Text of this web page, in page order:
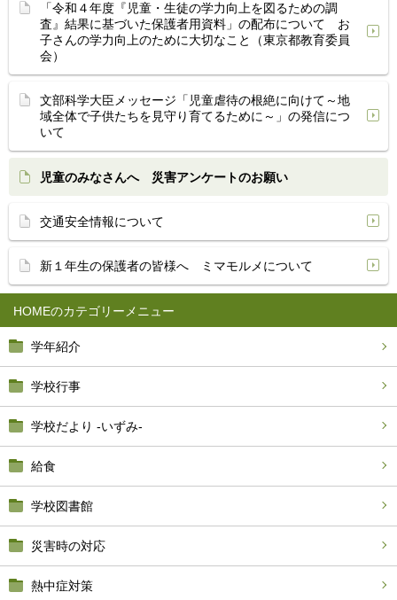
HOME
学年紹介
学校行事
学校だより -いずみ-
給食
学校図書館
災害時の対応
熱中症対策
「令和４年度『児童・生徒の学力向上を図るための調
査』結果に基づいた保護者用資料」の配布について お
子さんの学力向上のために大切なこと（東京都教育委員
会）
文部科学大臣メッセージ「児童虐待の根絶に向けて～地
域全体で子供たちを見守り育てるために～」の発信につ
いて
児童のみなさんへ 災害アンケートのお願い
交通安全情報について
新１年生の保護者の皆様へ ミマモルメについて